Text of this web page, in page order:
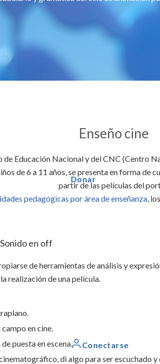
Donar
Conectarse
Enseño cine
Educación Nacional y del CNC (Centro
de 6 a 11 años, se presenta en forma de
partir de las películas del
pedagógicas por área de enseñanza , los
en off
de herramientas de análisis y
realización de una película.
en cine.
puesta en escena.
di algo para ser escuchado